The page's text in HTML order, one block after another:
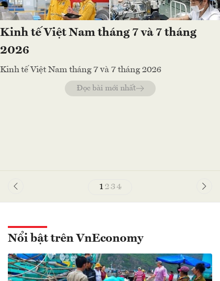
Kinh tế Việt Nam tháng 7 và 7 tháng
2026
Kinh tế Việt Nam tháng 7 và 7 tháng 2026
Đọc bài mới nhất
1 23 4
Nổi bật trên VnEconomy